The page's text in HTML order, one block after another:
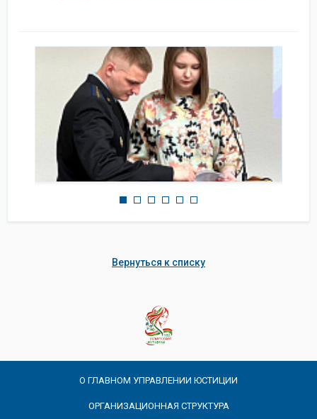
Вернуться к списку
О ГЛАВНОМ УПРАВЛЕНИИ ЮСТИЦИИ
ОРГАНИЗАЦИОННАЯ СТРУКТУРА